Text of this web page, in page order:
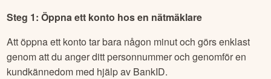
Steg 1: Öppna ett konto hos en nätmäklare
Att öppna ett konto tar bara någon minut och görs enklast
genom att du anger ditt personnummer och genomför en
kundkännedom med hjälp av BankID.